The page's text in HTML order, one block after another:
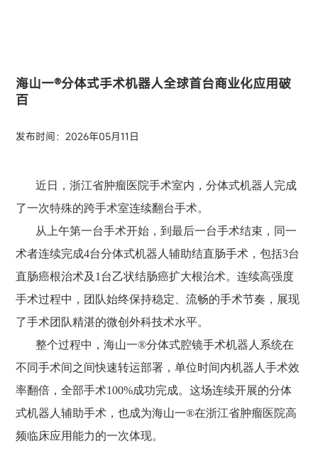
海山一®分体式手术机器人全球首台商业化应用破
百
发布时间：2026年05月11日
近日，浙江省肿瘤医院手术室内，分体式机器人完成
了一次特殊的跨手术室连续翻台手术。
从上午第一台手术开始，到最后一台手术结束，同一
术者连续完成4台分体式机器人辅助结直肠手术，包括3台
直肠癌根治术及1台乙状结肠癌扩大根治术。连续高强度
手术过程中，团队始终保持稳定、流畅的手术节奏，展现
了手术团队精湛的微创外科技术水平。
整个过程中，海山一®分体式腔镜手术机器人系统在
不同手术间之间快速转运部署，单位时间内机器人手术效
率翻倍，全部手术100%成功完成。这场连续开展的分体
式机器人辅助手术，也成为海山一®在浙江省肿瘤医院高
频临床应用能力的一次体现。